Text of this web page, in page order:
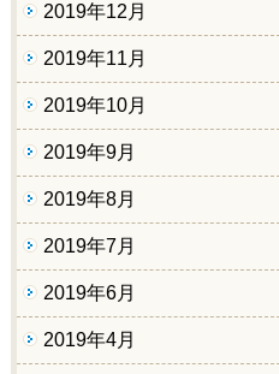
2019年12月
2019年11月
2019年10月
2019年9月
2019年8月
2019年7月
2019年6月
2019年4月